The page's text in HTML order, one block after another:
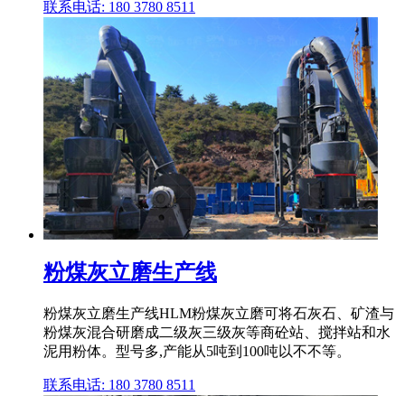
联系电话: 180 3780 8511
粉煤灰立磨生产线
粉煤灰立磨生产线HLM粉煤灰立磨可将石灰石、矿渣与
粉煤灰混合研磨成二级灰三级灰等商砼站、搅拌站和水
泥用粉体。型号多,产能从5吨到100吨以不不等。
联系电话: 180 3780 8511